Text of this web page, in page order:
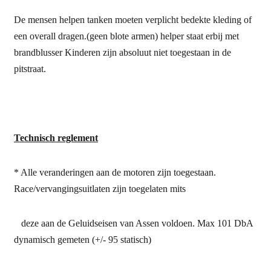
De mensen helpen tanken moeten verplicht bedekte kleding of
een overall dragen.(geen blote armen) helper staat erbij met
brandblusser Kinderen zijn absoluut niet toegestaan in de
pitstraat.
Technisch reglement
* Alle veranderingen aan de motoren zijn toegestaan.
Race/vervangingsuitlaten zijn toegelaten mits
deze aan de Geluidseisen van Assen voldoen. Max 101 DbA
dynamisch gemeten (+/- 95 statisch)